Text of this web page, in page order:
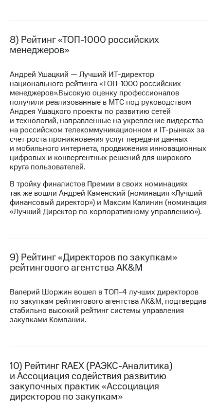
8) Рейтинг «ТОП-1000 российских
менеджеров»
Андрей Ушацкий — Лучший ИТ-директор
национального рейтинга «ТОП-1000 российских
менеджеров».Высокую оценку профессионалов
получили реализованные в МТС под руководством
Андрея Ушацкого проекты по развитию сетей
и технологий, направленные на укрепление лидерства
на российском телекоммуникационном и IT-рынкахза
счет роста проникновения услуг передачи данных
и мобильного интернета, продвижения инновационных
цифровых и конвергентных решений для широкого
круга пользователей.
В тройку финалистов Премии в своих номинациях
так же вошли Андрей Каменский (номинация «Лучший
финансовый директор») и Максим Калинин (номинация
«Лучший Директор по корпоративному управлению»).
9) Рейтинг «Директоров по закупкам»
рейтингового агентства AK&M
Валерий Шоржин вошел вТОП-4лучших директоров
по закупкам рейтингового агентства AK&M, подтвердив
стабильно высокий рейтинг системы управления
закупками Компании.
10) Рейтинг RAEX (РАЭКС-Аналитика)
и Ассоциация содействия развитию
закупочных практик «Ассоциация
директоров по закупкам»